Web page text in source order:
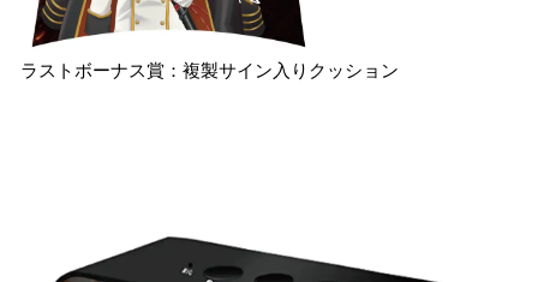
ラストボーナス賞：複製サイン入りクッション